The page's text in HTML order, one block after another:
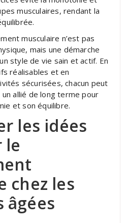
musculaires, rendant la
musculaire n’est pas
mais une démarche
style de vie sain et actif. En
réalisables et en
sécurisées, chacun peut
allié de long terme pour
et son équilibre.
les idées
le
chez les
âgées